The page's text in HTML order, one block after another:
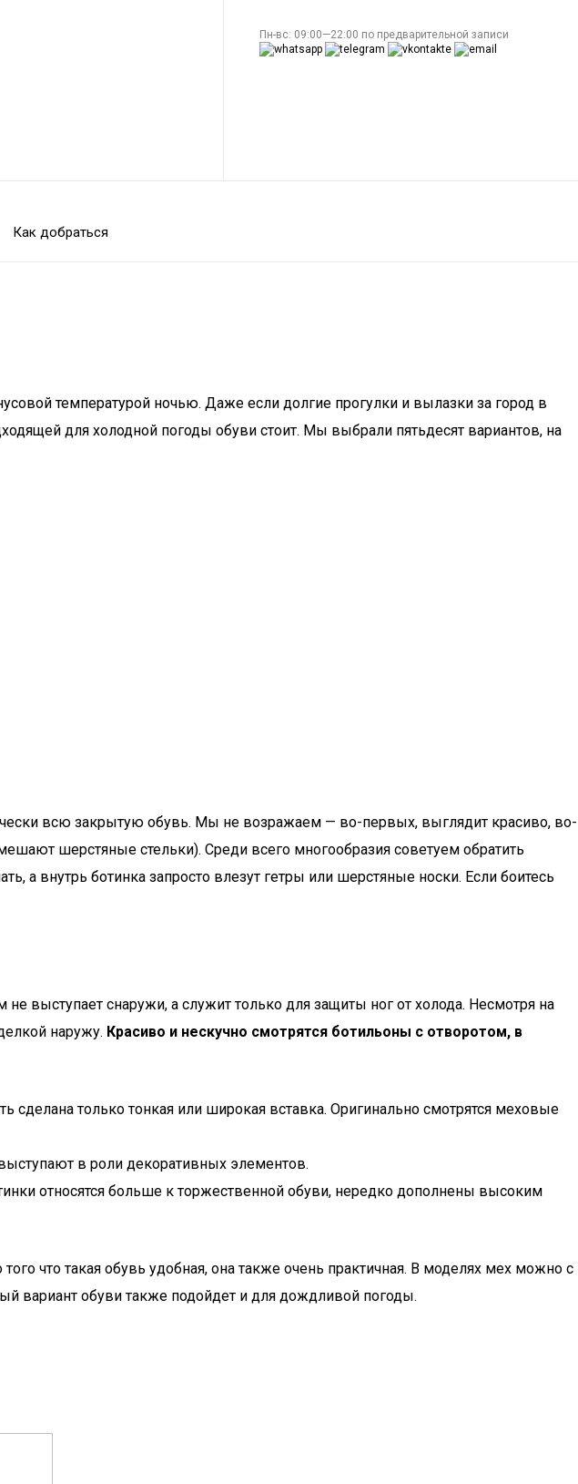
Пн-вс: 09:00—22:00 по предварительной записи
Как добраться
температурой ночью. Даже если долгие прогулки и вылазки за город в
для холодной погоды обуви стоит. Мы выбрали пятьдесят вариантов, на
всю закрытую обувь. Мы не возражаем — во-первых, выглядит красиво, во-
шерстяные стельки). Среди всего многообразия советуем обратить
а внутрь ботинка запросто влезут гетры или шерстяные носки. Если боитесь
выступает снаружи, а служит только для защиты ног от холода. Несмотря на
наружу. Красиво и нескучно смотрятся ботильоны с отворотом, в
только тонкая или широкая вставка. Оригинально смотрятся меховые
в роли декоративных элементов.
относятся больше к торжественной обуви, нередко дополнены высоким
что такая обувь удобная, она также очень практичная. В моделях мех можно с
вариант обуви также подойдет и для дождливой погоды.